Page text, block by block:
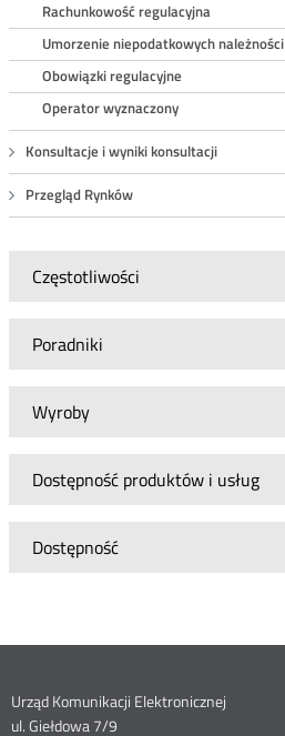
Rachunkowość regulacyjna
Umorzenie niepodatkowych należności
Obowiązki regulacyjne
Operator wyznaczony
Konsultacje i wyniki konsultacji
Przegląd Rynków
Częstotliwości
Poradniki
Wyroby
Dostępność produktów i usług
Dostępność
Dane
Urząd Komunikacji Elektronicznej
ul. Giełdowa 7/9